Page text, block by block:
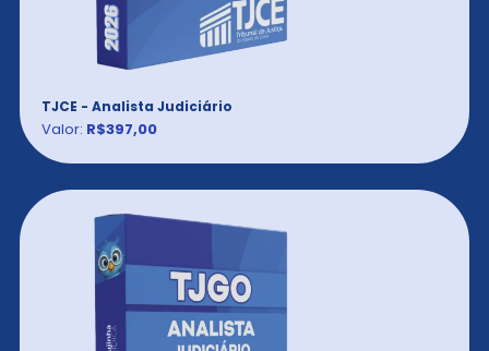
TJCE - Analista Judiciário
Valor: R$397,00